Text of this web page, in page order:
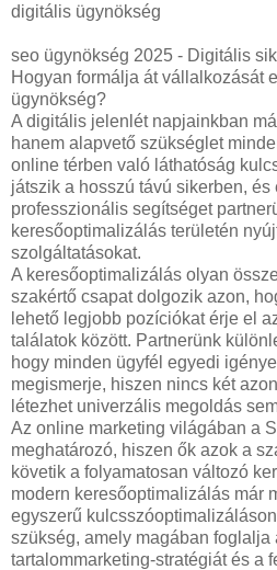
digitális ügynökség
seo ügynökség 2025 - Digitális
Hogyan formálja át vállalkozását
ügynökség?
A digitális jelenlét napjainkban
hanem alapvető szükséglet
online térben való láthatóság
játszik a hosszú távú sikerben, és
professzionális segítséget
keresőoptimalizálás területén
szolgáltatásokat.
A keresőoptimalizálás olyan
szakértő csapat dolgozik azon,
lehető legjobb pozíciókat érje el
találatok között. Partnerünk
hogy minden ügyfél egyedi
megismerje, hiszen nincs két
létezhet univerzális megoldás
Az online marketing világában a
meghatározó, hiszen ők azok a
követik a folyamatosan változó
modern keresőoptimalizálás már
egyszerű
szükség, amely magában foglalja
tartalommarketing-stratégiát és a